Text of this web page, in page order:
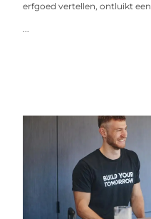
erfgoed vertellen, ontluikt een
...